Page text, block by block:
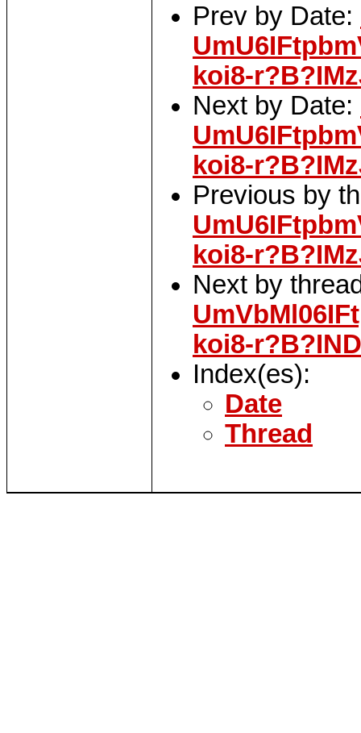
Prev by Date:
koi8-
Next by Date:
koi8-
Previous by
koi8-
Next by
koi8-
Index(es):
Date
Thread